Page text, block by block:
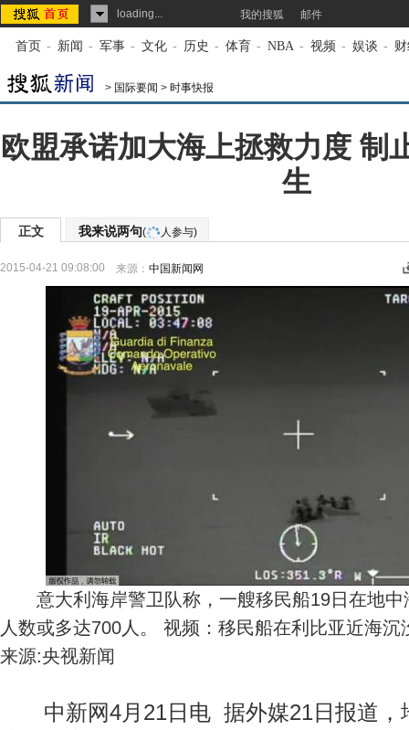
loading... 我的搜狐 邮件
首页 - 新闻 - 军事 - 文化 - 历史 - 体育 - NBA - 视频 - 娱谈 -
> 国际要闻 > 时事快报
欧盟承诺加大海上拯救力度 制
生
正文 我来说两句( 人参与)
2015-04-21 09:08:00 来源： 中国新闻网
意大利海岸警卫队称，一艘移民船19日在地中
人数或多达700人。 视频：移民船在利比亚近海
来源:央视新闻
中新网4月21日电 据外媒21日报道，